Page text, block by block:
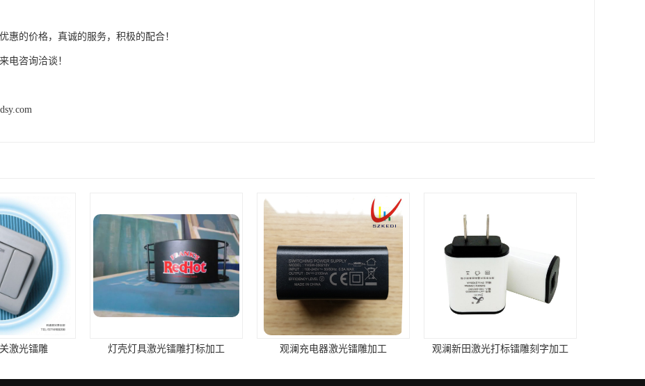
的价格，真诚的服务，积极的配合！
咨询洽谈！
镭雕打标加工 观澜充电器激光镭雕加工 观澜新田激光打标镭雕刻字加工 观澜蚀刻移印钢板 晒丝印网板